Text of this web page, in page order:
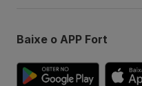
Baixe o APP Fort